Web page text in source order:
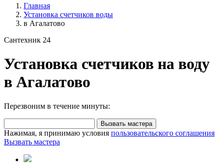
Главная
Установка счетчиков воды
в Агалатово
Сантехник 24
Установка счетчиков на воду
в Агалатово
Перезвоним в течение минуты:
Вызвать мастера
Нажимая, я принимаю условия пользовательского соглашения
Вызвать мастера